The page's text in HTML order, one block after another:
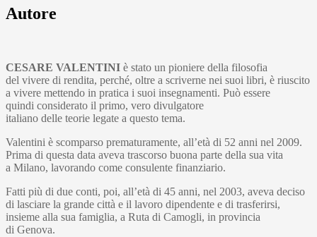
Autore
CESARE VALENTINI è stato un pioniere della filosofia
del vivere di rendita, perché, oltre a scriverne nei suoi libri, è riuscito
a vivere mettendo in pratica i suoi insegnamenti. Può essere
quindi considerato il primo, vero divulgatore
italiano delle teorie legate a questo tema.
Valentini è scomparso prematuramente, all’età di 52 anni nel 2009.
Prima di questa data aveva trascorso buona parte della sua vita
a Milano, lavorando come consulente finanziario.
Fatti più di due conti, poi, all’età di 45 anni, nel 2003, aveva deciso
di lasciare la grande città e il lavoro dipendente e di trasferirsi,
insieme alla sua famiglia, a Ruta di Camogli, in provincia
di Genova.